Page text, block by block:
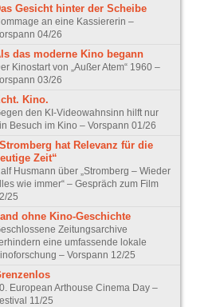
Gesicht hinter der Scheibe
an eine Kassiererin –
04/26
das moderne Kino begann
Kinostart von „Außer Atem“ 1960 –
03/26
Kino.
den KI-Videowahnsinn hilft nur
Besuch im Kino – Vorspann 01/26
hat Relevanz für die
Zeit“
Husmann über „Stromberg – Wieder
wie immer“ – Gespräch zum Film
25
ohne Kino-Geschichte
Zeitungsarchive
eine umfassende lokale
– Vorspann 12/25
European Arthouse Cinema Day –
11/25